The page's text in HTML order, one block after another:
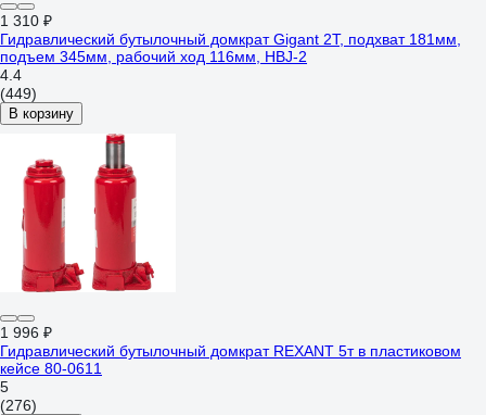
1 310 ₽
Гидравлический бутылочный домкрат Gigant 2Т, подхват 181мм,
подъем 345мм, рабочий ход 116мм, HBJ-2
4.4
(449)
В корзину
1 996 ₽
Гидравлический бутылочный домкрат REXANT 5т в пластиковом
кейсе 80-0611
5
(276)